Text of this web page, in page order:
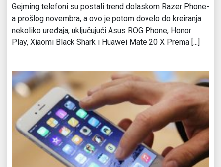
Gejming telefoni su postali trend dolaskom Razer Phone-
a prošlog novembra, a ovo je potom dovelo do kreiranja
nekoliko uređaja, uključujući Asus ROG Phone, Honor
Play, Xiaomi Black Shark i Huawei Mate 20 X Prema [...]